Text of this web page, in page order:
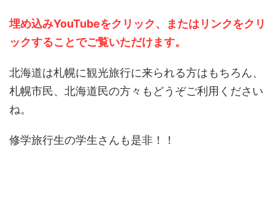
埋め込みYouTubeをクリック、またはリンクをクリ
ックすることでご覧いただけます。
北海道は札幌に観光旅行に来られる方はもちろん、
札幌市民、北海道民の方々もどうぞご利用ください
ね。
修学旅行生の学生さんも是非！！